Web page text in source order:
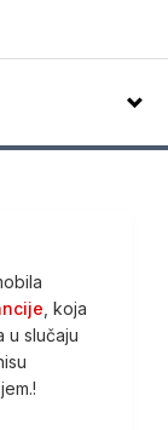
, koja
u slučaju